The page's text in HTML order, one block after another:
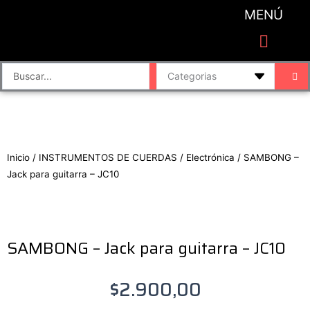
MENÚ
Search
...
Inicio / INSTRUMENTOS DE CUERDAS / Electrónica / SAMBONG –
Jack para guitarra – JC10
SAMBONG – Jack para guitarra – JC10
$2.900,00